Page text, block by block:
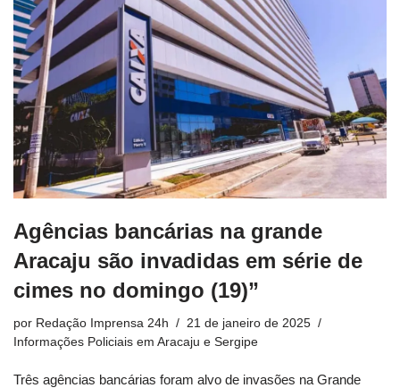
Agências bancárias na grande
Aracaju são invadidas em série de
cimes no domingo (19)”
por Redação Imprensa 24h
21 de janeiro de 2025
Informações Policiais em Aracaju e Sergipe
Três agências bancárias foram alvo de invasões na Grande